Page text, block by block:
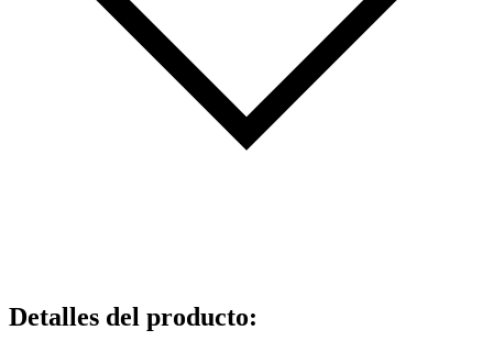
Detalles del producto: